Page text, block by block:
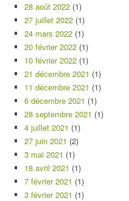
28 août 2022 (1)
27 juillet 2022 (1)
24 mars 2022 (1)
20 février 2022 (1)
10 février 2022 (1)
21 décembre 2021 (1)
11 décembre 2021 (1)
6 décembre 2021 (1)
28 septembre 2021 (1)
4 juillet 2021 (1)
27 juin 2021 (2)
3 mai 2021 (1)
18 avril 2021 (1)
7 février 2021 (1)
3 février 2021 (1)